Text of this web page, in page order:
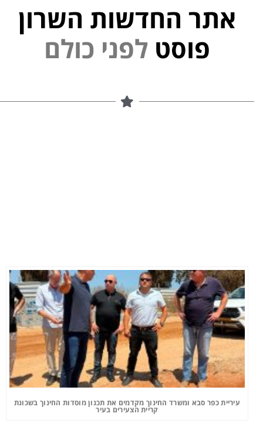
אתר החדשות השרון
פוסט
עיריית כפר סבא ומשרד החינוך מקדמים את תכנון מוסדות החינוך בשכונת
קריית הצעירים בעיר